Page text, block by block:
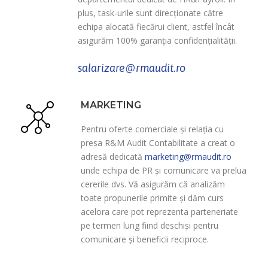
plus, task-urile sunt direcționate către
echipa alocată fiecărui client, astfel încât
asigurăm 100% garanția confidențialității.
salarizare@rmaudit.ro
MARKETING
Pentru oferte comerciale și relația cu
presa R&M Audit Contabilitate a creat o
adresă dedicată marketing@rmaudit.ro
unde echipa de PR și comunicare va prelua
cererile dvs. Vă asigurăm că analizăm
toate propunerile primite și dăm curs
acelora care pot reprezenta parteneriate
pe termen lung fiind deschiși pentru
comunicare și beneficii reciproce.